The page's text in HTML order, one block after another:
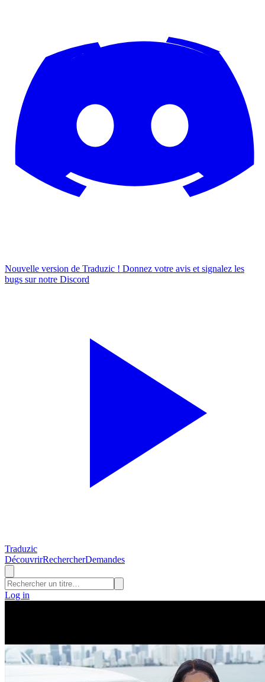
Nouvelle version de Traduzic ! Donnez votre avis et signalez les
bugs sur notre Discord
Traduzic
DécouvrirRechercherDemandes
Log in